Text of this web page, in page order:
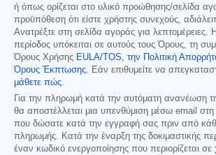
ή όπως ορίζεται στο υλικό προώθησης/σελίδα
προϋπόθεση ότι είστε χρήστης συνεχούς,
Ανατρέξτε στη σελίδα αγοράς για λεπτομέρειες.
περίοδος υπόκειται σε αυτούς τους Όρους, τη
Όρους Χρήσης EULA/TOS την Πολιτική
Όρους Έκπτωσης . Εάν επιθυμείτε να
μάθετε πώς
Για την πληρωμή κατά την αυτόματη ανανέωση
θα αποστέλλεται μια υπενθύμιση μέσω email στη
που δώσατε κατά την εγγραφή σας πριν από
πληρωμής. Κατά την έναρξη της δοκιμαστικής
έναν κωδικό ενεργοποίησης που περιορίζεται σε